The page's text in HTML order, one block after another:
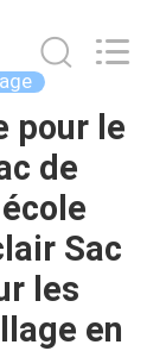
pour le
de
Sac
les
en